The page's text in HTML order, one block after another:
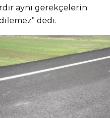
aynı gerekçelerin
dedi.